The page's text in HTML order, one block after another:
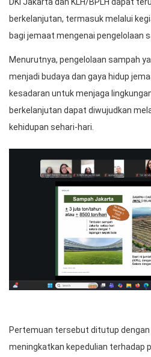
berkelanjutan, termasuk melalui
bagi jemaat mengenai pengelolaan
Menurutnya, pengelolaan sampah
menjadi budaya dan gaya hidup
kesadaran untuk menjaga
berkelanjutan dapat diwujudkan
kehidupan sehari-hari.
Pertemuan tersebut ditutup
meningkatkan kepedulian terhadap